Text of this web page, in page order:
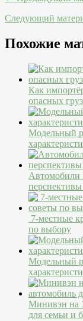
Следующий
Похожие
Как
опасных
Модельный
Автомобили
7-местные
по выбору
Модельный
Минивэн на
для семьи и